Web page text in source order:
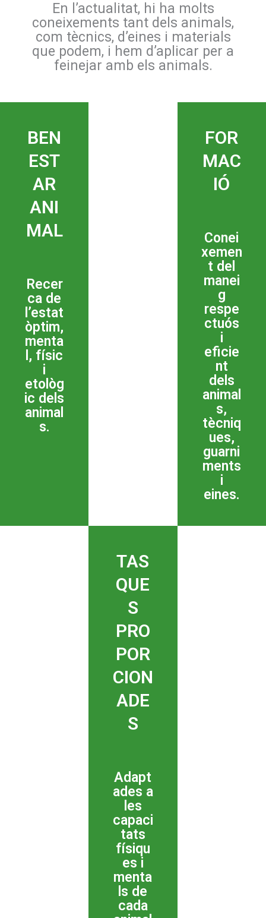
En l’actualitat, hi ha molts
coneixements tant dels animals,
com tècnics, d’eines i materials
que podem, i hem d’aplicar per a
feinejar amb els animals.
BEN
EST
AR
ANI
MAL
Recer
ca de
l’estat
òptim,
menta
l, físic
i
etològ
ic dels
animal
s.
FOR
MAC
IÓ
Conei
xemen
t del
manei
g
respe
ctuós
i
eficie
nt
dels
animal
s,
tècniq
ues,
guarni
ments
i
eines.
TAS
QUE
S
PRO
POR
CION
ADE
S
Adapt
ades a
les
capaci
tats
físiqu
es i
menta
ls de
cada